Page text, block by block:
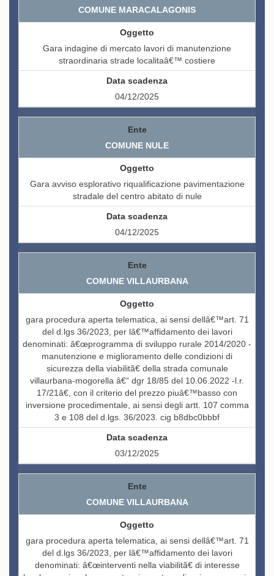
COMUNE MARACALAGONIS
Gara indagine di mercato lavori di manutenzione
straordinaria strade localitaâ€™ costiere
04/12/2025
COMUNE NULE
Gara avviso esplorativo riqualificazione pavimentazione
stradale del centro abitato di nule
04/12/2025
COMUNE VILLAURBANA
gara procedura aperta telematica, ai sensi dellâ€™art. 71
del d.lgs 36/2023, per lâ€™affidamento dei lavori
denominati: â€œprogramma di sviluppo rurale 2014/2020 -
manutenzione e miglioramento delle condizioni di
sicurezza della viabilitã€ della strada comunale
villaurbana-mogorella â€“ dgr 18/85 del 10.06.2022 -l.r.
17/21â€, con il criterio del prezzo piuâ€™basso con
inversione procedimentale, ai sensi degli artt. 107 comma
3 e 108 del d.lgs. 36/2023. cig b8dbc0bbbf
03/12/2025
COMUNE VILLAURBANA
gara procedura aperta telematica, ai sensi dellâ€™art. 71
del d.lgs 36/2023, per lâ€™affidamento dei lavori
denominati: â€œinterventi nella viabilitã€ di interesse